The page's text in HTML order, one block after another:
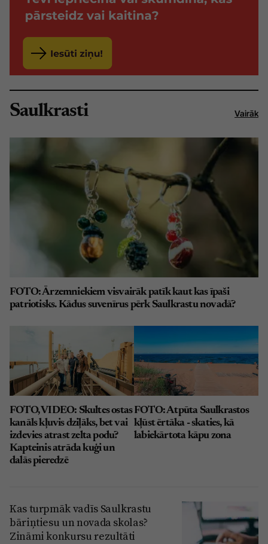
Saulkrasti Vairāk
FOTO: Ārzemniekiem visvairāk patīk kaut kas īpaši
patriotisks. Kādus suvenīrus pērk Saulkrastu novadā?
FOTO, VIDEO: Skultes ostas
kanāls kļuvis dziļāks, bet vai
izdevies atrast zelta podu?
Kapteinis atrāda kuģi un
dalās pieredzē
FOTO: Atpūta Saulkrastos
kļūst ērtāka - skaties, kā
labiekārtota kāpu zona
Kas turpmāk vadīs Saulkrastu
bāriņtiesu un novada skolas?
Zināmi konkursu rezultāti